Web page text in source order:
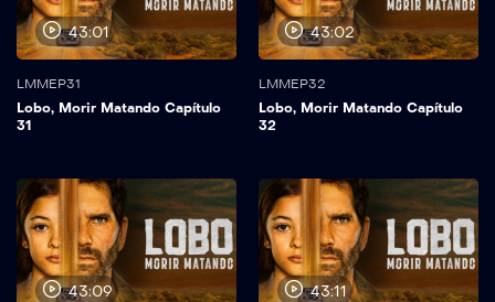
43:01
LMMEP31
Lobo, Morir Matando Capítulo
31
43:02
LMMEP32
Lobo, Morir Matando Capítulo
32
43:09 43:11